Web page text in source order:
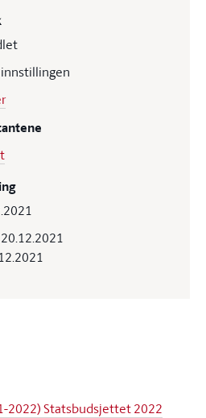
2022) Statsbudsjettet 2022